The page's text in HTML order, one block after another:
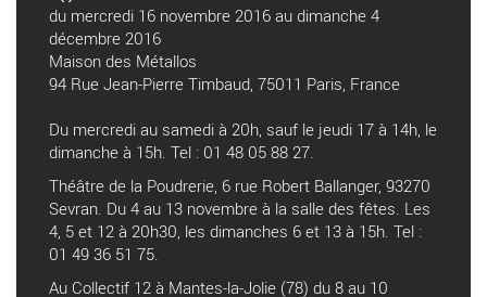
du mercredi 16 novembre 2016 au dimanche 4
décembre 2016
Maison des Métallos
94 Rue Jean-Pierre Timbaud, 75011 Paris, France
Du mercredi au samedi à 20h, sauf le jeudi 17 à 14h, le
dimanche à 15h. Tel : 01 48 05 88 27.
Théâtre de la Poudrerie, 6 rue Robert Ballanger, 93270
Sevran. Du 4 au 13 novembre à la salle des fêtes. Les
4, 5 et 12 à 20h30, les dimanches 6 et 13 à 15h. Tel :
01 49 36 51 75.
Au Collectif 12 à Mantes-la-Jolie (78) du 8 au 10